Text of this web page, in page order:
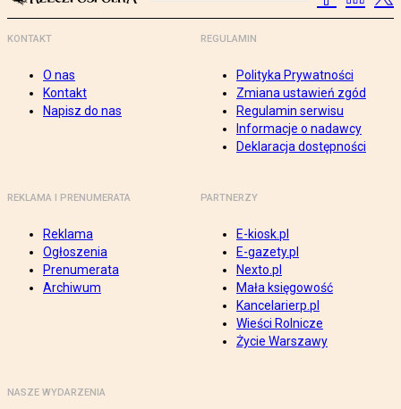
KONTAKT
O nas
Kontakt
Napisz do nas
REGULAMIN
Polityka Prywatności
Zmiana ustawień zgód
Regulamin serwisu
Informacje o nadawcy
Deklaracja dostępności
REKLAMA I PRENUMERATA
Reklama
Ogłoszenia
Prenumerata
Archiwum
PARTNERZY
E-kiosk.pl
E-gazety.pl
Nexto.pl
Mała księgowość
Kancelarierp.pl
Wieści Rolnicze
Życie Warszawy
NASZE WYDARZENIA